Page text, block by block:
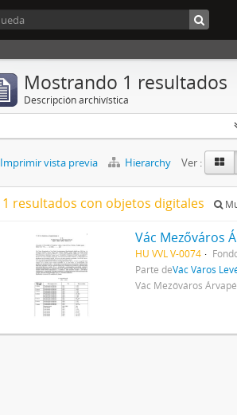
Mostrando 1 resultados
Descripción archivística
Imprimir vista previa Hierarchy Ver :
1 resultados con objetos digitales
Vác Mezőváros
HU VVL V-0074
Parte deVác Város
Vác Mezőváros